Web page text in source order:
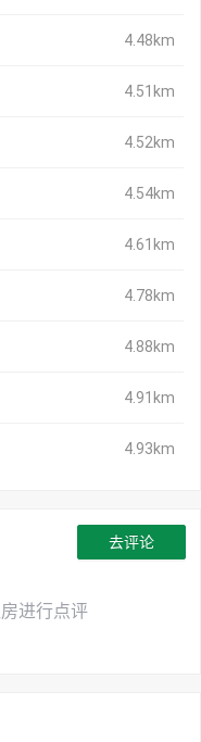
4.48km
4.51km
4.52km
4.54km
4.61km
4.78km
4.88km
4.91km
4.93km
进行点评
去评论